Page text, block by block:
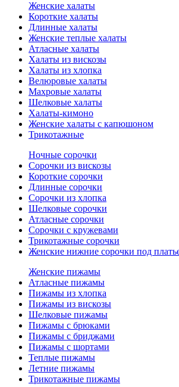
Женские халаты
Короткие халаты
Длинные халаты
Женские теплые халаты
Атласные халаты
Халаты из вискозы
Халаты из хлопка
Велюровые халаты
Махровые халаты
Шелковые халаты
Халаты-кимоно
Женские халаты с капюшоном
Трикотажные
Ночные сорочки
Сорочки из вискозы
Короткие сорочки
Длинные сорочки
Сорочки из хлопка
Шелковые сорочки
Атласные сорочки
Сорочки с кружевами
Трикотажные сорочки
Женские нижние сорочки под
Женские пижамы
Атласные пижамы
Пижамы из хлопка
Пижамы из вискозы
Шелковые пижамы
Пижамы с брюками
Пижамы с бриджами
Пижамы с шортами
Теплые пижамы
Летние пижамы
Трикотажные пижамы